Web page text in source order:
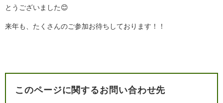
とうございました😊
来年も、たくさんのご参加お待ちしております！！
このページに関するお問い合わせ先